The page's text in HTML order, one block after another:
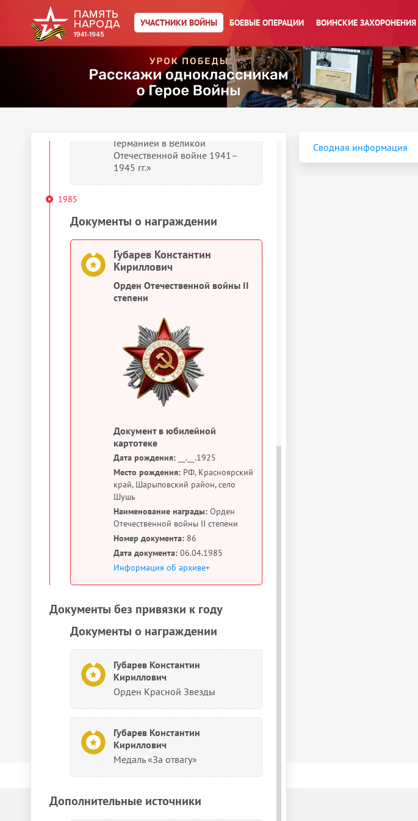
УЧАСТНИКИ ВОЙНЫ БОЕВЫЕ ОПЕРАЦИИ ВОИНСКИЕ ЗАХОРОНЕНИЯ
Губарев Константин
Кириллович
Орден Красной Звезды
Губарев Константин
Германией в Великой
Отечественной войне 1941–
1945 гг.»
1985
Документы о награждении
Губарев Константин
Кириллович
Орден Отечественной войны II
степени
Документ в юбилейной
картотеке
Дата рождения: __.__.1925
Место рождения: РФ, Красноярский
край, Шарыповский район, село
Шушь
Наименование награды: Орден
Отечественной войны II степени
Номер документа: 86
Дата документа: 06.04.1985
Информация об архиве+
Документы без привязки к году
Документы о награждении
Губарев Константин
Кириллович
Орден Красной Звезды
Губарев Константин
Кириллович
Медаль «За отвагу»
Дополнительные источники
Сводная информация